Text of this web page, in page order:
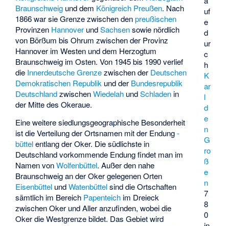
uf
e
d
ur
c
h
K
ar
l
d
e
n
G
ro
ß
e
n
7
8
0
Braunschweig und dem Königreich Preußen. Nach
1866 war sie Grenze zwischen denpreußischen
Provinzen Hannover undSachsensowie nördlich
von Börßum bis Ohrum zwischen der Provinz
Hannover im Westen und dem Herzogtum
Braunschweig im Osten. Von 1945 bis 1990 verlief
die Innerdeutsche Grenzezwischen der Deutschen
Demokratischen Republik und der Bundesrepublik
DeutschlandzwischenWiedelah undSchladen in
der Mitte des Okeraue.
Eine weitere siedlungsgeographische Besonderheit
ist die Verteilung der Ortsnamen mit der Endung-
büttelentlang der Oker. Die südlichste in
Deutschland vorkommende Endung findet man im
Namen vonWolfenbüttel. Außer den nahe
Braunschweig an der Oker gelegenen Orten
Eisenbüttel undWatenbüttelsind die Ortschaften
sämtlich im Bereich Papenteich im Dreieck
zwischen Oker und Aller anzufinden, wobei die
Oker die Westgrenze bildet. Das Gebiet wird